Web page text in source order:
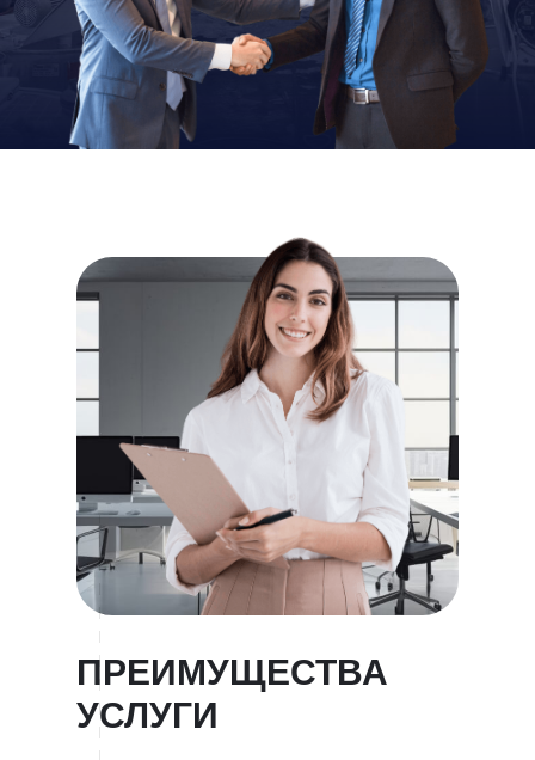
ПРЕИМУЩЕСТВА
УСЛУГИ